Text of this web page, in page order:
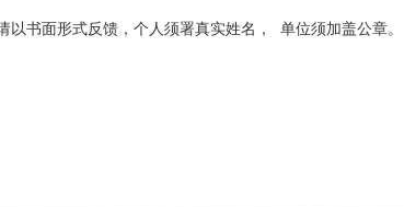
书面形式反馈，个人须署真实姓名， 单位须加盖公章。